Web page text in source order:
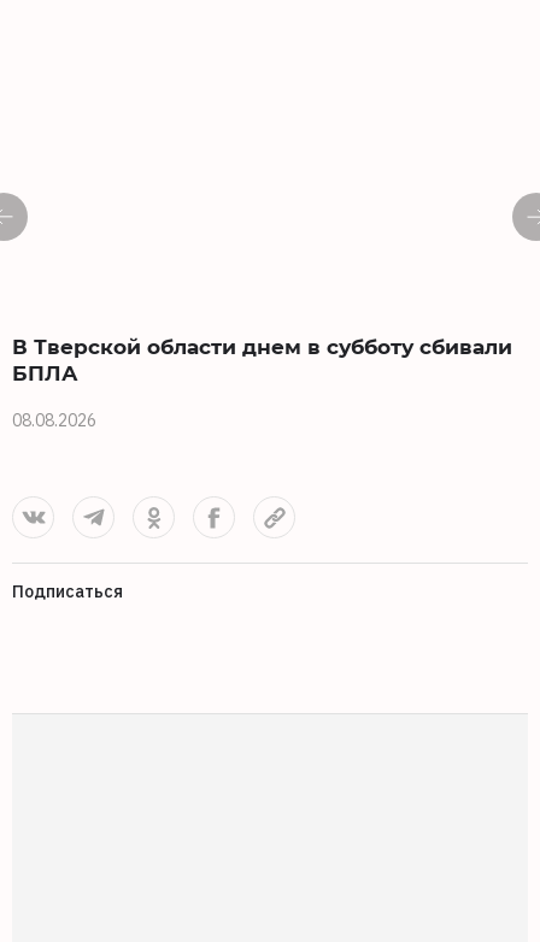
В Тверской области днем в субботу сбивали
БПЛА
08.08.2026
Подписаться